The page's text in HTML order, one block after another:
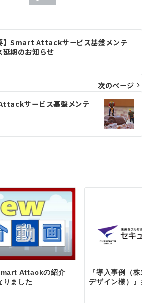
】Smart Attackサービス基盤メンテ
延期のお知らせ
次のページ
サービス基盤メンテ
Attackの紹介
りました
『導入事例（株
デザイン様）』掲